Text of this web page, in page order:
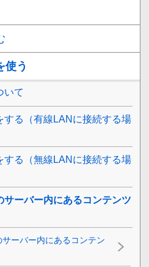
使う
いて
する（有線LANに接続する場
する（無線LANに接続する場
サーバー内にあるコンテンツ
ーバー内にあるコンテン